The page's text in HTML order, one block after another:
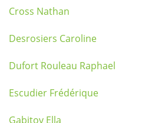
Cross Nathan
Desrosiers Caroline
Dufort Rouleau Raphael
Escudier Frédérique
Gabitov Ella